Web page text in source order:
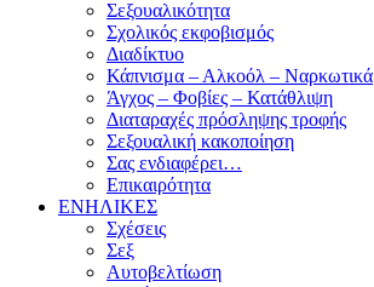
Σεξουαλικότητα
Σχολικός εκφοβισμός
Διαδίκτυο
Κάπνισμα – Αλκοόλ – Ναρκωτικά
Άγχος – Φοβίες – Κατάθλιψη
Διαταραχές πρόσληψης τροφής
Σεξουαλική κακοποίηση
Σας ενδιαφέρει…
Επικαιρότητα
ΕΝΗΛΙΚΕΣ
Σχέσεις
Σεξ
Αυτοβελτίωση